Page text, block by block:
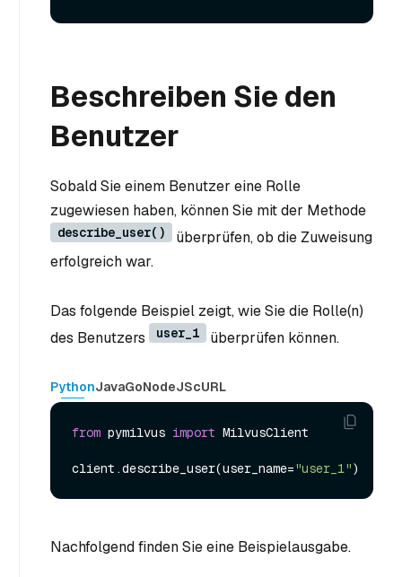
Beschreiben Sie den
Benutzer
Sobald Sie einem Benutzer eine Rolle
zugewiesen haben, können Sie mit der Methode
describe_user()
überprüfen, ob die Zuweisung
erfolgreich war.
Das folgende Beispiel zeigt, wie Sie die Rolle(n)
des Benutzers
user_1 überprüfen können.
PythonJavaGoNodeJScURL
from pymilvus import MilvusClient
client.describe_user(user_name="user_1"
Nachfolgend finden Sie eine Beispielausgabe.